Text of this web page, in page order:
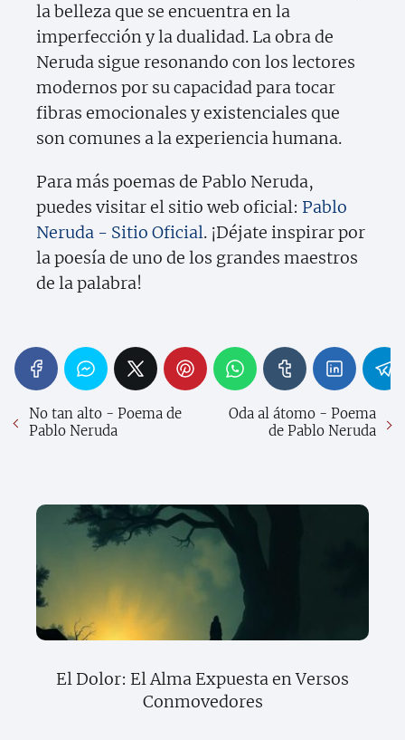
la belleza que se encuentra en la
imperfección y la dualidad. La obra de
Neruda sigue resonando con los lectores
modernos por su capacidad para tocar
fibras emocionales y existenciales que
son comunes a la experiencia humana.
Para más poemas de Pablo Neruda,
puedes visitar el sitio web oficial: Pablo
Neruda - Sitio Oficial. ¡Déjate inspirar por
la poesía de uno de los grandes maestros
de la palabra!
No tan alto - Poema de
Pablo Neruda
Oda al átomo - Poema
de Pablo Neruda
El Dolor: El Alma Expuesta en Versos
Conmovedores